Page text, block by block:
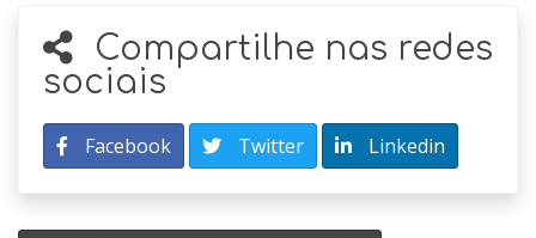
Compartilhe nas redes
sociais
Facebook Twitter Linkedin